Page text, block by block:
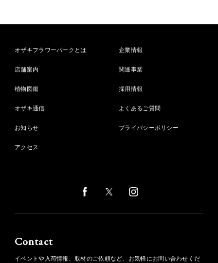
オザキフラワーパークとは
店舗案内
植物図鑑
オザキ通信
お知らせ
アクセス
企業情報
関連事業
採用情報
よくあるご質問
プライバシーポリシー
Contact
イベントや入荷情報、取材のご依頼など、お気軽にお問い合わせくだ